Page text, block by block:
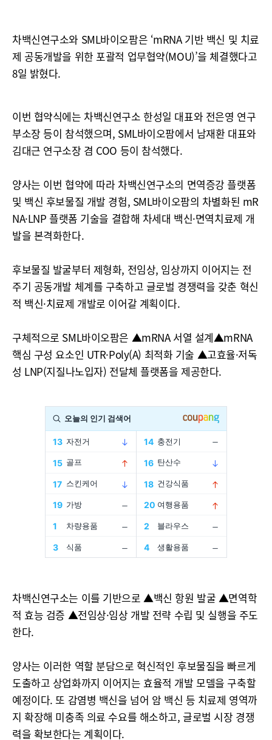
차백신연구소와 SML바이오팜은 ‘mRNA 기반 백신 및 치료
제 공동개발을 위한 포괄적 업무협약(MOU)’을 체결했다고
8일 밝혔다.
이번 협약식에는 차백신연구소 한성일 대표와 전은영 연구
부소장 등이 참석했으며, SML바이오팜에서 남재환 대표와
김대근 연구소장 겸 COO 등이 참석했다.
양사는 이번 협약에 따라 차백신연구소의 면역증강 플랫폼
및 백신 후보물질 개발 경험, SML바이오팜의 차별화된 mR
NA·LNP 플랫폼 기술을 결합해 차세대 백신·면역치료제 개
발을 본격화한다.
후보물질 발굴부터 제형화, 전임상, 임상까지 이어지는 전
주기 공동개발 체계를 구축하고 글로벌 경쟁력을 갖춘 혁신
적 백신·치료제 개발로 이어갈 계획이다.
구체적으로 SML바이오팜은 ▲mRNA 서열 설계▲mRNA
핵심 구성 요소인 UTR·Poly(A) 최적화 기술 ▲고효율·저독
성 LNP(지질나노입자) 전달체 플랫폼을 제공한다.
차백신연구소는 이를 기반으로 ▲백신 항원 발굴 ▲면역학
적 효능 검증 ▲전임상·임상 개발 전략 수립 및 실행을 주도
한다.
양사는 이러한 역할 분담으로 혁신적인 후보물질을 빠르게
도출하고 상업화까지 이어지는 효율적 개발 모델을 구축할
예정이다. 또 감염병 백신을 넘어 암 백신 등 치료제 영역까
지 확장해 미충족 의료 수요를 해소하고, 글로벌 시장 경쟁
력을 확보한다는 계획이다.